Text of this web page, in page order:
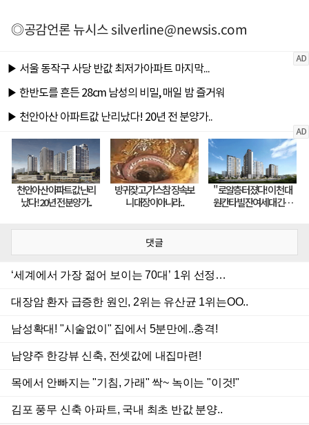
◎공감언론 뉴시스silverline@newsis.com
댓글